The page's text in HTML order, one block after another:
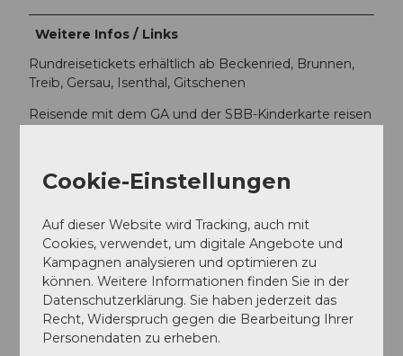
Weitere Infos / Links
Rundreisetickets erhältlich ab Beckenried, Brunnen,
Treib, Gersau, Isenthal, Gitschenen
Reisende mit dem GA und der SBB-Kinderkarte reisen
jeweiligen Bergbahnen einzeln gelöst werden.
Autor:in
Nidwalden Tourismus
Organisation
Cookie-Einstellungen
Auf dieser Website wird Tracking, auch mit
Cookies, verwendet, um digitale Angebote und
Kampagnen analysieren und optimieren zu
können. Weitere Informationen finden Sie in der
Datenschutzerklärung. Sie haben jederzeit das
Recht, Widerspruch gegen die Bearbeitung Ihrer
Personendaten zu erheben.